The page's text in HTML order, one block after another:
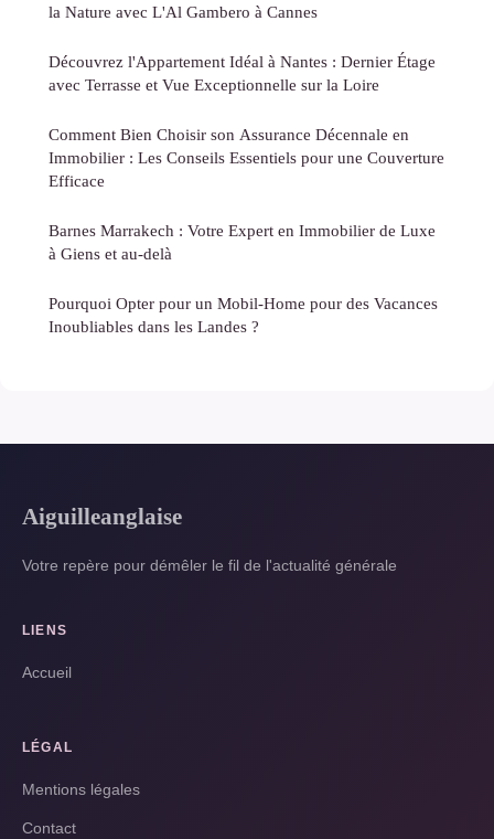
la Nature avec L'Al Gambero à Cannes
Découvrez l'Appartement Idéal à Nantes : Dernier Étage
avec Terrasse et Vue Exceptionnelle sur la Loire
Comment Bien Choisir son Assurance Décennale en
Immobilier : Les Conseils Essentiels pour une Couverture
Efficace
Barnes Marrakech : Votre Expert en Immobilier de Luxe
à Giens et au-delà
Pourquoi Opter pour un Mobil-Home pour des Vacances
Inoubliables dans les Landes ?
Aiguilleanglaise
Votre repère pour démêler le fil de l'actualité générale
LIENS
Accueil
LÉGAL
Mentions légales
Contact